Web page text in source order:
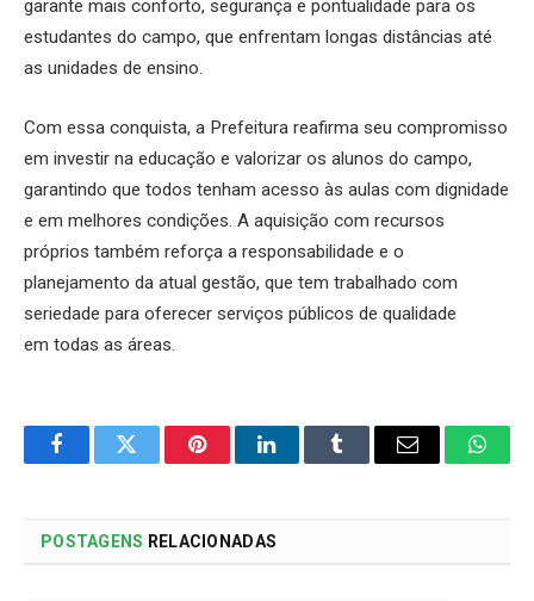
garante mais conforto, segurança e pontualidade para os
estudantes do campo, que enfrentam longas distâncias até
as unidades de ensino.
Com essa conquista, a Prefeitura reafirma seu compromisso
em investir na educação e valorizar os alunos do campo,
garantindo que todos tenham acesso às aulas com dignidade
e em melhores condições. A aquisição com recursos
próprios também reforça a responsabilidade e o
planejamento da atual gestão, que tem trabalhado com
seriedade para oferecer serviços públicos de qualidade
em todas as áreas.
FacebookTwitter PinterestLinkedInTumblr Email
POSTAGENS RELACIONADAS